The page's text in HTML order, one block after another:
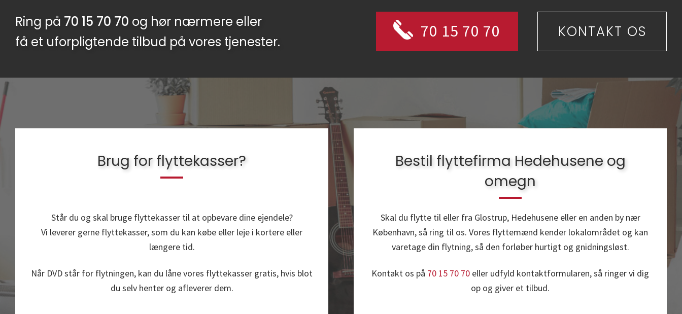
Ring på 70 15 70 70 og hør nærmere eller
få et uforpligtende tilbud på vores tjenester.
70 15 70 70 KONTAKT OS
Brug for flyttekasser?
Står du og skal bruge flyttekasser til at opbevare dine ejendele?
Vi leverer gerne flyttekasser, som du kan købe eller leje i kortere eller
længere tid.
Når DVD står for flytningen, kan du låne vores flyttekasser gratis, hvis blot
du selv henter og afleverer dem.
Bestil flyttefirma Hedehusene og
omegn
Skal du flytte til eller fra Glostrup, Hedehusene eller en anden by nær
København, så ring til os. Vores flyttemænd kender lokalområdet og kan
varetage din flytning, så den forløber hurtigt og gnidningsløst.
Kontakt os på 70 15 70 70 eller udfyld kontaktformularen, så ringer vi dig
op og giver et tilbud.